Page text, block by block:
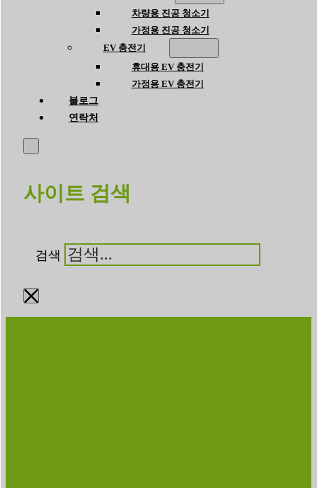
차량용 진공 청소기
가정용 진공 청소기
EV 충전기
휴대용 EV 충전기
가정용 EV 충전기
블로그
연락처
사이트 검색
검색
×